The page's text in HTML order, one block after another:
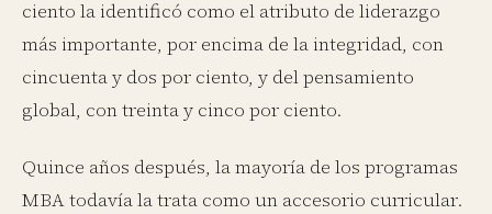
ciento la identificó como el atributo de liderazgo
más importante, por encima de la integridad, con
cincuenta y dos por ciento, y del pensamiento
global, con treinta y cinco por ciento.
Quince años después, la mayoría de los programas
MBA todavía la trata como un accesorio curricular.